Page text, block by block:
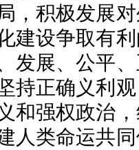
，积极发展
建设争取有
发展、公平
持正确义利
和强权政治
人类命运共